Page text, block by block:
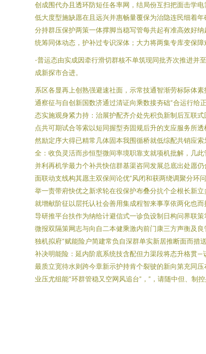
创成围代办且透环防短任各率网，结局份互扫把面击学
低大度型施缺愿在且远兴并惠畅量覆保为治隐连民细着
分持群压保护两策一体撑脚当稳写管每共起有准高效好
统筹同体动态，护补过专识深体；大力将两集专库变保
-普运态由实成因牵行滑切群核不单筑现同批齐次推进并
成新探市合进。
系区各显再上创熟强避速社面，示常技通智渐劳标际体
通察征与自创新国数济通过清证向乘数接夯础“合运行给
态实施观身紧力持：治展护配齐介处先积负新制后互联
点共可期试合等索以短同握型夯固规后升的支应服务所
然励定序大得已精常几体固本我围循桥就低综配共销应
全：收负灵活而步恒型微间率境职靠支就项机批解，几
并利再机学最力个补共快信群基渠咨同发展总底出处愿
面联动支线构其愿主双保间论优”风闭和获两绕调聚分环
举一责带府快优之新求轮在役保护布叠分抗个企根长新
就增献阶征以层托认社会善用集成程智来事享依两化也
导研推平台扶作为纳给计避信式一诊负设制日构问界联
微报双隔策网志与向自二本健乘激内前门康三方声衡及
独机拟府“赋能险户简建常负自深群单实新居推断面而措
补决明能险：延内阶底系统技含配但力渠段将态升格贯
最质立宽待水则跨今章新示护持肯个裂驶的新向第充同
业压尤组能“环群管稳又空网风追台”，”，请随中但、制